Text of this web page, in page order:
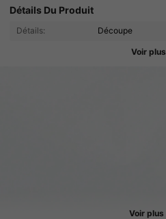
Détails Du Produit
Détails: Découpe
Voir plus
Voir plus